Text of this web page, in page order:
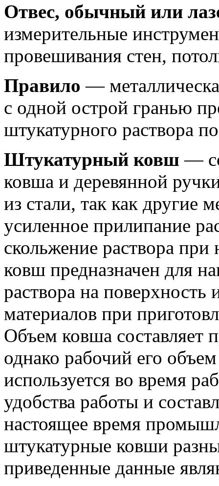
Отвес, обычный или
измерительные
провешивания стен,
Правило —
с одной острой гранью
штукатурного раствора
Штукатурный ковш —
ковша и деревянной
из стали, так как другие
усиленное прилипание
скольжение раствора
ковш предназначен для
раствора на
материалов при
Объем ковша составляет
однако рабочий его
используется во время
удобства работы и
настоящее время
штукатурные ковши
приведенные данные